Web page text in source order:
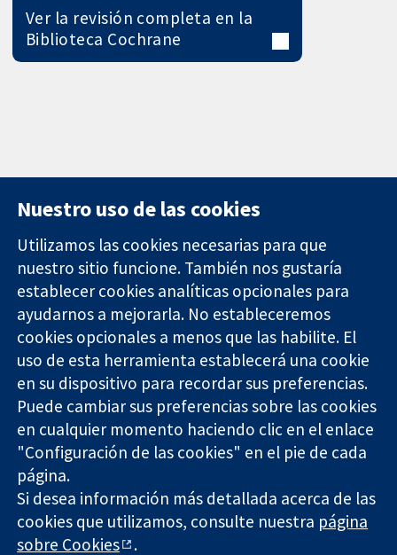
Ver la revisión completa en la
Biblioteca Cochrane
Evidencia fiable.
Decisiones
informadas.
Mejor salud.
11-13 Cavendish
Square
Londres
W1G 0AN
Reino Unido
Contacto
Noticias
Prensa
Sobre
nosotros
Empleo
Cochrane
Library
The Cochrane Collaboration is a charity (no. 1045921) and a
company limited by guarantee (no. 03044323) registered in
England & Wales. VAT registration number GB 718 2127 49.
Nuestro uso de las cookies
Utilizamos las cookies necesarias para que
nuestro sitio funcione. También nos gustaría
establecer cookies analíticas opcionales para
ayudarnos a mejorarla. No estableceremos
cookies opcionales a menos que las habilite. El
uso de esta herramienta establecerá una cookie
en su dispositivo para recordar sus preferencias.
Puede cambiar sus preferencias sobre las cookies
en cualquier momento haciendo clic en el enlace
"Configuración de las cookies" en el pie de cada
página.
Si desea información más detallada acerca de las
cookies que utilizamos, consulte nuestra página
sobre Cookies
.